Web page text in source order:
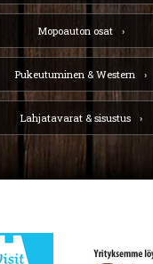
Mopoauton osat
Pukeutuminen & Western
Lahjatavarat & sisustus